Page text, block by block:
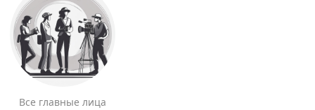
Все главные лица